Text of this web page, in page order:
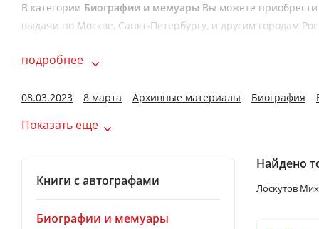
В категории Биографии и мемуары Вы можете
выдачи по Москве, Санкт-Петербургу, и другим городам
подробнее
08.03.2023 8 марта Архивные материалы Биография
Показать еще
Книги с автографами
Биографии и мемуары
Найдено
Лоскутов